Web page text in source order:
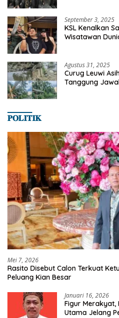
September 3, 2025
KSL Kenalkan
Wisatawan
Agustus 31, 2025
Curug Leuwi
Tanggung
𝐏𝐎𝐋𝐈𝐓𝐈𝐊
Mei 7, 2026
Rasito Disebut Calon Terkuat
Peluang Kian Besar
Januari 16, 2026
Figur Merakyat,
Utama Jelang